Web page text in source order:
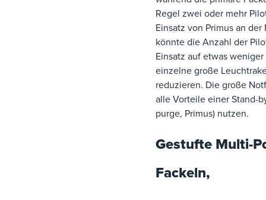
Regel zwei oder mehr
Einsatz von Primus an
könnte die Anzahl der
Einsatz auf etwas
einzelne große
reduzieren. Die große
alle Vorteile einer Stand-
purge, Primus) nutzen.
Gestufte Multi-
Fackeln,